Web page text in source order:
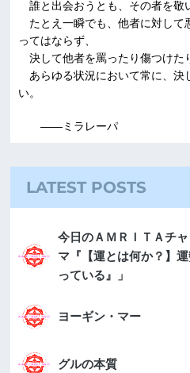
誰と出会おうとも、その者を敬
たとえ一瞬でも、他者に対して
ってはならず、
決して他者を罵ったり傷つけた
あらゆる状況において常に、決
い。
――ミラレーパ
LATEST POSTS
今日のＡＭＲＩＴＡチ
マ『【運とは何か？】
っている』」
ヨーギン・マー
グルの本質